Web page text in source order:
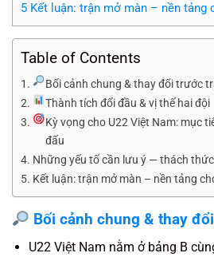
5 Kết luận: trận mở màn – nền tảng
Table of Contents
Bối cảnh chung & thay đổi trước
Thành tích đối đầu & vị thế hai đội
Kỳ vọng cho U22 Việt Nam: mục
đấu
Những yếu tố cần lưu ý — thách
Kết luận: trận mở màn – nền tảng
Bối cảnh chung & thay
U22 Việt Nam nằm ở bảng B